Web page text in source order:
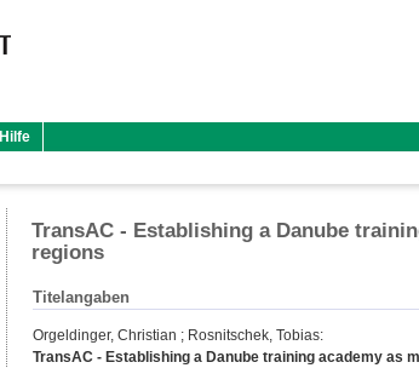
Hilfe
TransAC - Establishing a Danube
regions
Titelangaben
Orgeldinger, Christian ; Rosnitschek, Tobias:
TransAC - Establishing a Danube training academy as